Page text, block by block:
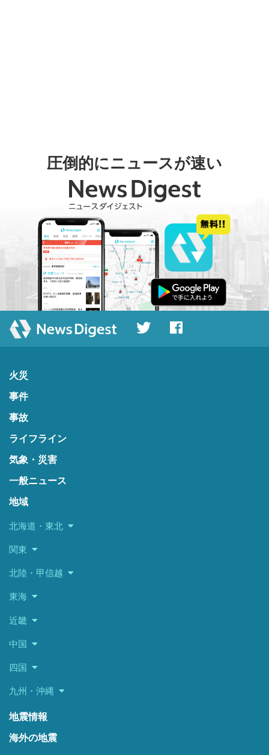
圧倒的にニュースが速い
火災
事件
事故
ライフライン
気象・災害
一般ニュース
地域
北海道・東北
関東
北陸・甲信越
東海
近畿
中国
四国
九州・沖縄
地震情報
海外の地震